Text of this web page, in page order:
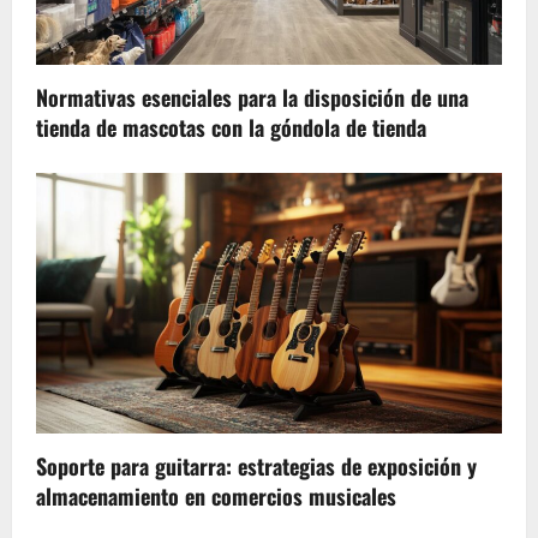
Normativas esenciales para la disposición de una
tienda de mascotas con la góndola de tienda
Soporte para guitarra: estrategias de exposición y
almacenamiento en comercios musicales